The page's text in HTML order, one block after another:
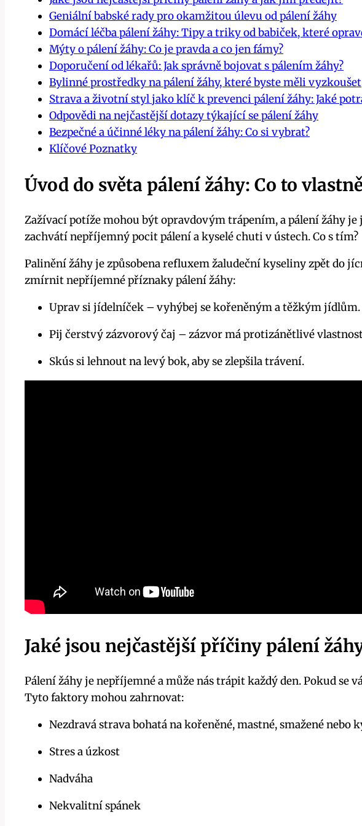
Geniální babské rady ⁤pro ‍okamžitou úlevu od pálení žáhy
Domácí léčba pálení žáhy: Tipy ⁢a​ triky od babiček, které
Mýty o pálení žáhy: Co je pravda a co jen fámy?
Doporučení od lékařů: Jak správně ‌bojovat s pálením žáhy?
Bylinné ‍prostředky na pálení ‌žáhy, které byste měli vyzkoušet
Strava a životní styl jako klíč k prevenci pálení žáhy:​ Jaké
Odpovědi na nejčastější dotazy týkající se pálení žáhy
Bezpečné a účinné léky na pálení žáhy: Co si vybrat?
Klíčové Poznatky
Úvod do světa pálení žáhy: Co to
Zažívací ⁢potíže mohou být opravdovým trápením, a pálení žáhy
zachvátí nepříjemný pocit pálení a kyselé chuti v ústech. Co s tím?
Palinění žáhy⁣ je způsobena refluxem žaludeční kyseliny zpět do
zmírnit nepříjemné ⁢příznaky pálení žáhy:
Uprav si jídelníček – vyhýbej se kořeněným a těžkým jídlům.
Pij čerstvý zázvorový čaj – zázvor⁤ má protizánětlivé
Skús si lehnout na levý bok, ‍aby se zlepšila trávení.
Jaké jsou‍ nejčastější příčiny pálení⁢
Pálení žáhy je nepříjemné a může nás trápit každý den. Pokud
Tyto faktory mohou zahrnovat:
Nezdravá strava ⁢bohatá na kořeněné, mastné, smažené nebo
Stres a úzkost
Nadváha
Nekvalitní spánek